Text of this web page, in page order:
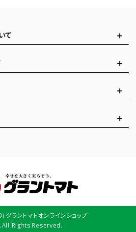
て
ラントマトオンラインショップ
Rights Reserved.